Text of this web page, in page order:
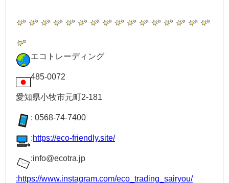
エコトレーディング
485-0072
愛知県小牧市元町2-181
: 0568-74-7400
:https://eco-friendly.site/
:info@ecotra.jp
:https://www.instagram.com/eco_trading_sairyou/